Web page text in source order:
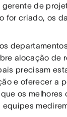
de
for criado, os
alocação de
precisam
e oferecer a
os melhores